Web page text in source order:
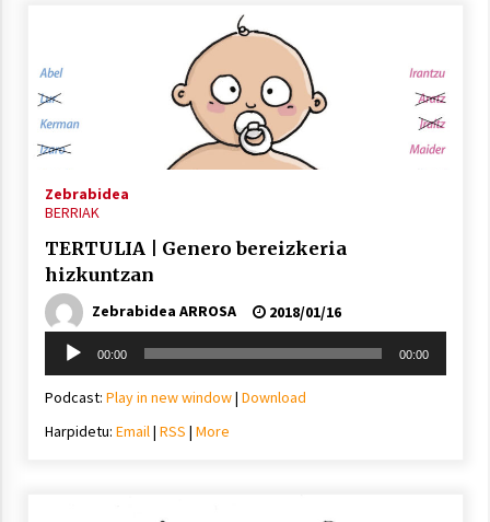
Zebrabidearen denboraldi amaiera
EHZtik
2021/07/01
Arrosaren laburpen bideoa Hamaika
Zebrabidea
BERRIAK
TERTULIA | Genero bereizkeria
hizkuntzan
Zebrabidea ARROSA
2018/01/16
Soinu
erreproduzigailua
00:00 00:00
Podcast: Play in new window| Download
Harpidetu: Email| RSS | More